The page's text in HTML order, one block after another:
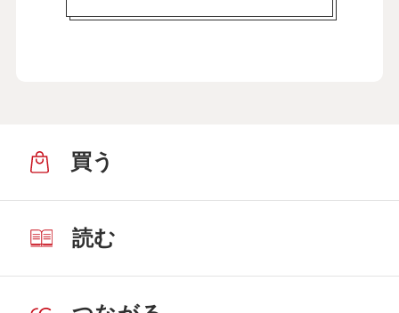
買う
読む